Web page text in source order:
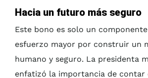
Hacia un futuro más seguro
Este bono es solo un
esfuerzo mayor por construir un
humano y seguro. La presidenta
enfatizó la importancia de contar